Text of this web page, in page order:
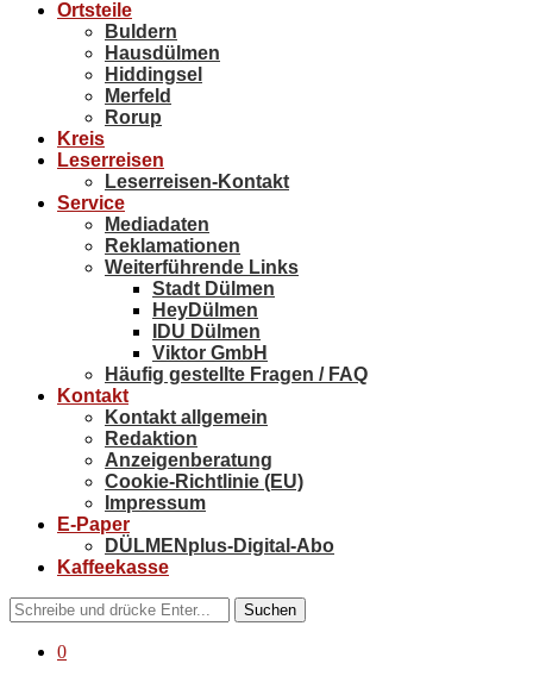
Ortsteile
Buldern
Hausdülmen
Hiddingsel
Merfeld
Rorup
Kreis
Leserreisen
Leserreisen-Kontakt
Service
Mediadaten
Reklamationen
Weiterführende Links
Stadt Dülmen
HeyDülmen
IDU Dülmen
Viktor GmbH
Häufig gestellte Fragen / FAQ
Kontakt
Kontakt allgemein
Redaktion
Anzeigenberatung
Cookie-Richtlinie (EU)
Impressum
E-Paper
DÜLMENplus-Digital-Abo
Kaffeekasse
Suchen
0